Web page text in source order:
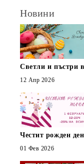
Новини
Светли и пъстри
12 Апр 2026
Честит рожден
01 Фев 2026